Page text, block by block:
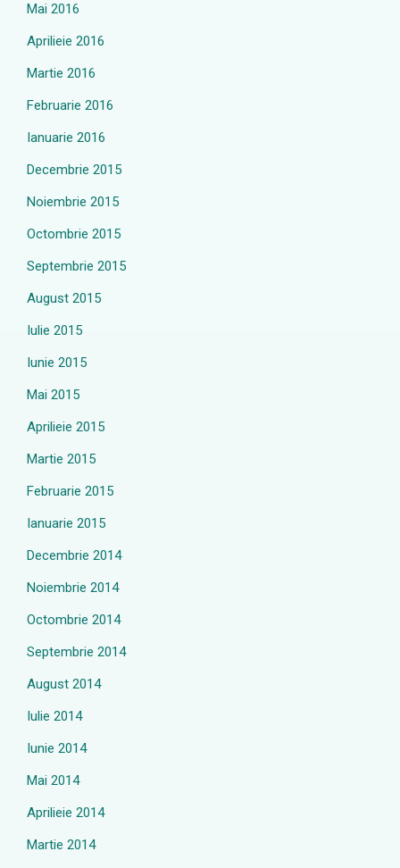
Mai 2016
Aprilieie 2016
Martie 2016
Februarie 2016
Ianuarie 2016
Decembrie 2015
Noiembrie 2015
Octombrie 2015
Septembrie 2015
August 2015
Iulie 2015
Iunie 2015
Mai 2015
Aprilieie 2015
Martie 2015
Februarie 2015
Ianuarie 2015
Decembrie 2014
Noiembrie 2014
Octombrie 2014
Septembrie 2014
August 2014
Iulie 2014
Iunie 2014
Mai 2014
Aprilieie 2014
Martie 2014